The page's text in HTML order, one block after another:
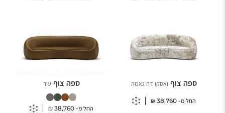
ספה צוף ואסקו דה גאמה
החל מ-38,760
₪
ספה צוף עור
החל מ-38,760
₪